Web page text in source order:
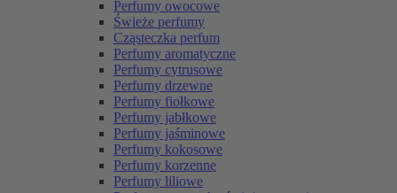
Perfumy owocowe
Świeże perfumy
Cząsteczka perfum
Perfumy aromatyczne
Perfumy cytrusowe
Perfumy drzewne
Perfumy fiołkowe
Perfumy jabłkowe
Perfumy jaśminowe
Perfumy kokosowe
Perfumy korzenne
Perfumy liliowe